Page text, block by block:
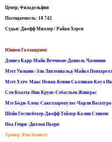
Центр, Филадельфия
Посещаемость: 18 742
Судьи: Джефф Миллер / Райан Херси
Юнион Голландмен:
Дэниел Карр-Майк Веччионе-Даниэль Чампини
Мэтт Уилкинс-Эли Лихтенвальд-Майкл
Мэтт Хэтч- Макс Новак-Кевин Салливан-Коул
Сэм Коатта-Ник Круис-Себастьен Жинграс
Мэт Боди-Алекс Сакелларопулос-Чарли Васатуро
Шейн Гостисбехер-Джефф Тейлор-Колин Стивенс
Ноа Генри -Диллон Пьери
Тренер :Рик Беннетт